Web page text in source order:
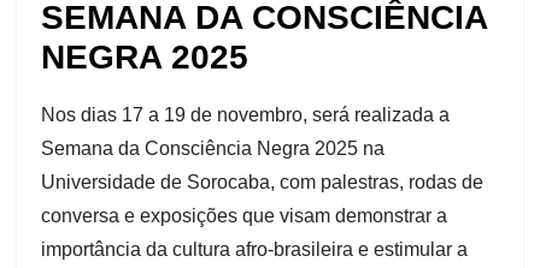
SEMANA DA CONSCIÊNCIA
NEGRA 2025
Nos dias 17 a 19 de novembro, será realizada a
Semana da Consciência Negra 2025 na
Universidade de Sorocaba, com palestras, rodas de
conversa e exposições que visam demonstrar a
importância da cultura afro-brasileira e estimular a